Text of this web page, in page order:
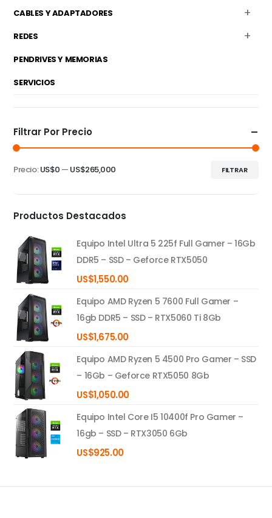
CABLES Y ADAPTADORES
REDES
PENDRIVES Y MEMORIAS
SERVICIOS
Filtrar Por Precio
mínimo
máximo
FILTRAR
Precio:US$0 — US$265,000
Productos Destacados
Equipo Intel Ultra 5 225f Full Gamer – 16Gb
DDR5 – SSD – Geforce RTX5050
US$1,550.00
Equipo AMD Ryzen 5 7600 Full Gamer –
16gb DDR5 – SSD – RTX5060 Ti 8Gb
US$1,675.00
Equipo AMD Ryzen 5 4500 Pro Gamer – SSD
– 16Gb – Geforce RTX5050 8Gb
US$1,050.00
Equipo Intel Core I5 10400f Pro Gamer –
16gb – SSD – RTX3050 6Gb
US$925.00